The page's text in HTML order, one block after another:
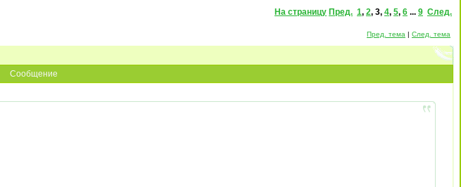
На страницу Пред. 1, 2, 3, 4, 5, 6 ... 9 След.
Пред. тема | След. тема
Сообщение